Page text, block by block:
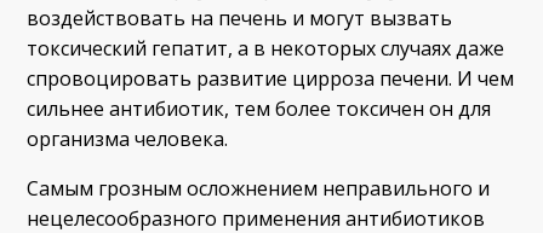
воздействовать на печень и могут вызвать
токсический гепатит, а в некоторых случаях даже
спровоцировать развитие цирроза печени. И чем
сильнее антибиотик, тем более токсичен он для
организма человека.
Самым грозным осложнением неправильного и
нецелесообразного применения антибиотиков